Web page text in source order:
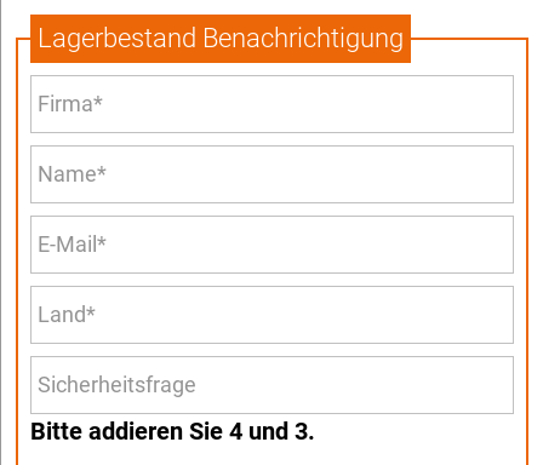
Lagerbestand Benachrichtigung
Bitte addieren Sie 4 und 3.